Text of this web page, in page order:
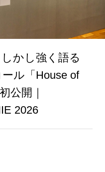
しかし強く語る
ル「House of
公開｜
2026